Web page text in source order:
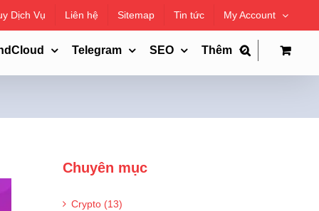
Dịch Vụ Liên hệ Sitemap Tin tức My Account
Telegram SEO Thêm
Chuyên mục
Crypto (13)